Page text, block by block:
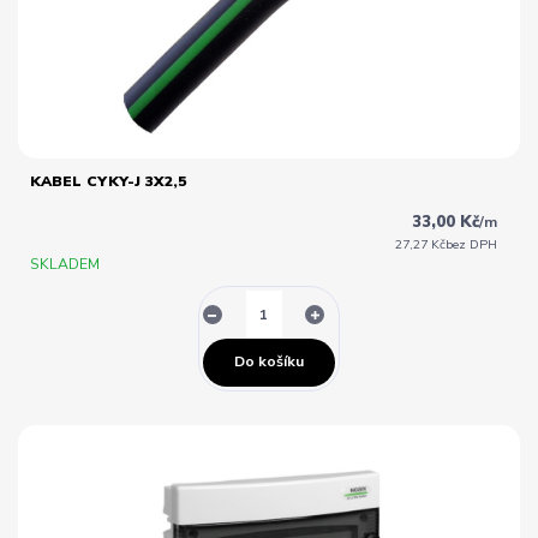
KABEL CYKY-J 3X2,5
33,00 Kč/m
27,27 Kčbez DPH
SKLADEM
Do košíku